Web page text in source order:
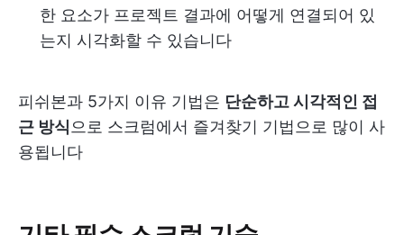
한 요소가 프로젝트 결과에 어떻게 연결되어 있
는지 시각화할 수 있습니다
피쉬본과 5가지 이유 기법은 단순하고 시각적인 접
근 방식 으로 스크럼에서 즐겨찾기 기법으로 많이 사
용됩니다